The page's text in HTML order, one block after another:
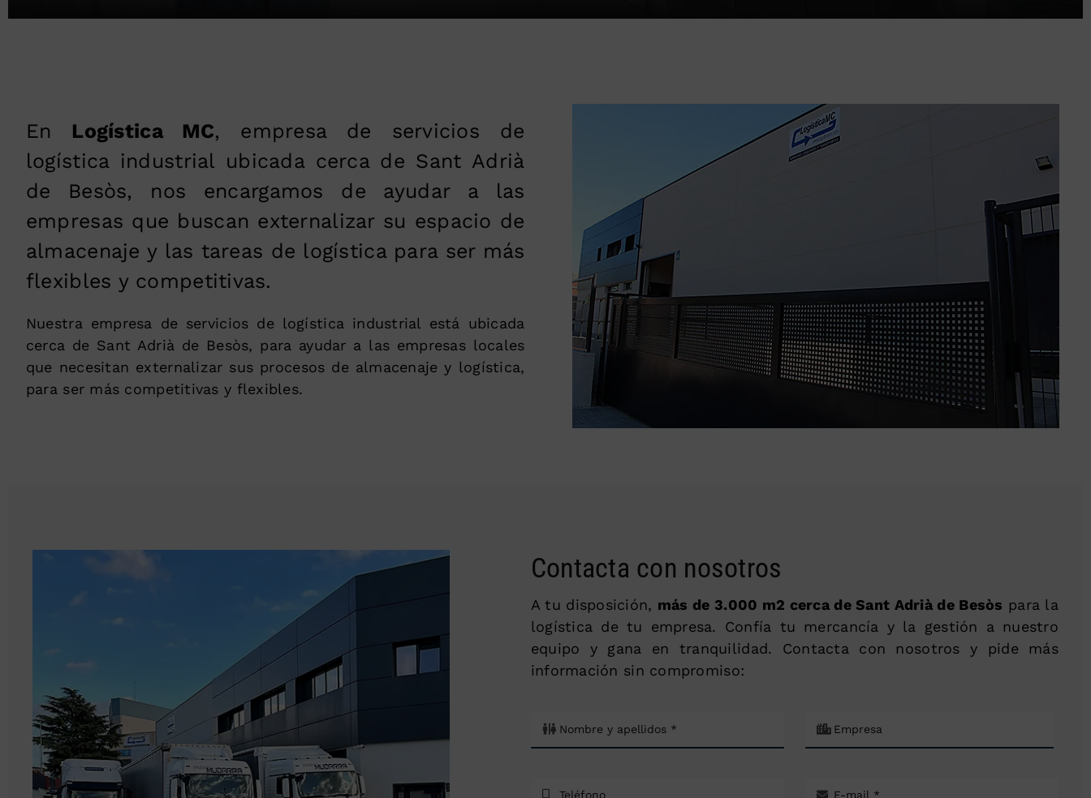
En Logística MC, empresa de servicios de
logística industrial ubicada cerca de Sant Adrià
de Besòs, nos encargamos de ayudar a las
empresas que buscan externalizar su espacio de
almacenaje y las tareas de logística para ser más
flexibles y competitivas.
Nuestra empresa de servicios de logística industrial está ubicada
cerca de Sant Adrià de Besòs, para ayudar a las empresas locales
que necesitan externalizar sus procesos de almacenaje y logística,
para ser más competitivas y flexibles.
Contacta con nosotros
A tu disposición, más de 3.000 m2 cerca de Sant Adrià de Besòs para la
logística de tu empresa. Confía tu mercancía y la gestión a nuestro
equipo y gana en tranquilidad. Contacta con nosotros y pide más
información sin compromiso: